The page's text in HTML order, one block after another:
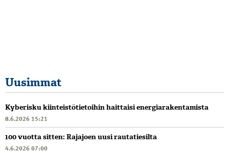
Uusimmat
Kyberisku kiinteistötietoihin haittaisi energiarakentamista
8.6.2026 15:21
100 vuotta sitten: Rajajoen uusi rautatiesilta
4.6.2026 07:00